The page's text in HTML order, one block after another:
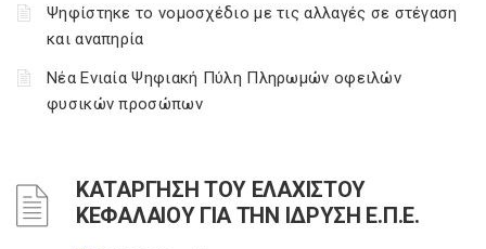
Ψηφίστηκε το νομοσχέδιο με τις αλλαγές σε στέγαση
και αναπηρία
Νέα Ενιαία Ψηφιακή Πύλη Πληρωμών οφειλών
φυσικών προσώπων
ΚΑΤΑΡΓΗΣΗ ΤΟΥ ΕΛΑΧΙΣΤΟΥ
ΚΕΦΑΛΑΙΟΥ ΓΙΑ ΤΗΝ ΙΔΡΥΣΗ Ε.Π.Ε.